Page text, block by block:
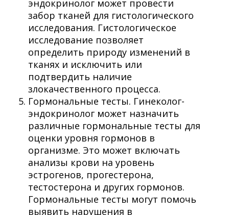
эндокринолог может провести
забор тканей для гистологического
исследования. Гистологическое
исследование позволяет
определить природу изменений в
тканях и исключить или
подтвердить наличие
злокачественного процесса.
Гормональные тесты. Гинеколог-
эндокринолог может назначить
различные гормональные тесты для
оценки уровня гормонов в
организме. Это может включать
анализы крови на уровень
эстрогенов, прогестерона,
тестостерона и других гормонов.
Гормональные тесты могут помочь
выявить нарушения в